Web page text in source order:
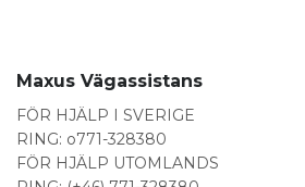
Maxus Vägassistans
FÖR HJÄLP I SVERIGE
RING: o771-328380
FÖR HJÄLP UTOMLANDS